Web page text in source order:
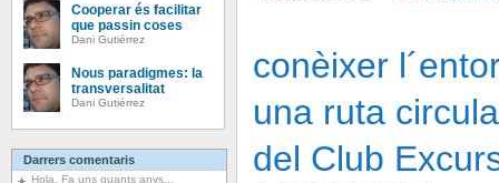
Cooperar és facilitar
que passin coses
Dani Gutiérrez
Nous paradigmes: la
transversalitat
Dani Gutiérrez
Darrers comentaris
Hola, Fa uns quants anys...
conèixer
una ruta
del Club